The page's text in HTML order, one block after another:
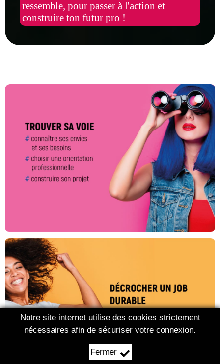
ressemble, pour passer à l'action et
construire ton futur pro !
Notre site internet utilise des cookies strictement
nécessaires afin de sécuriser votre connexion.
Fermer